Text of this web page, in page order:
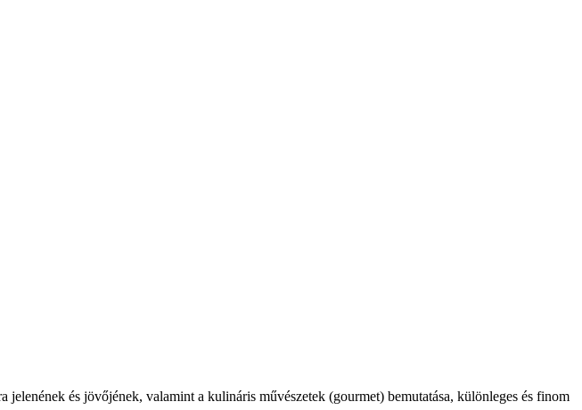
és jövőjének, valamint a kulináris művészetek (gourmet) bemutatása, különleges és finom